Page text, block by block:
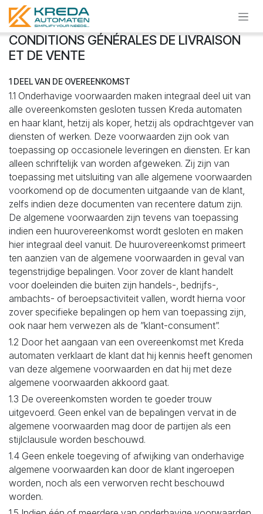
Se rendre au contenu
CONDITIONS GÉNÉRALES DE LIVRAISON
ET DE VENTE
1 DEEL VAN DE OVEREENKOMST
1.1 Onderhavige voorwaarden maken integraal deel uit van
alle overeenkomsten gesloten tussen Kreda automaten
en haar klant, hetzij als koper, hetzij als opdrachtgever van
diensten of werken. Deze voorwaarden zijn ook van
toepassing op occasionele leveringen en diensten. Er kan
alleen schriftelijk van worden afgeweken. Zij zijn van
toepassing met uitsluiting van alle algemene voorwaarden
voorkomend op de documenten uitgaande van de klant,
zelfs indien deze documenten van recentere datum zijn.
De algemene voorwaarden zijn tevens van toepassing
indien een huurovereenkomst wordt gesloten en maken
hier integraal deel vanuit. De huurovereenkomst primeert
ten aanzien van de algemene voorwaarden in geval van
tegenstrijdige bepalingen. Voor zover de klant handelt
voor doeleinden die buiten zijn handels-, bedrijfs-,
ambachts- of beroepsactiviteit vallen, wordt hierna voor
zover specifieke bepalingen op hem van toepassing zijn,
ook naar hem verwezen als de ”klant-consument”.
1.2 Door het aangaan van een overeenkomst met Kreda
automaten verklaart de klant dat hij kennis heeft genomen
van deze algemene voorwaarden en dat hij met deze
algemene voorwaarden akkoord gaat.
1.3 De overeenkomsten worden te goeder trouw
uitgevoerd. Geen enkel van de bepalingen vervat in de
algemene voorwaarden mag door de partijen als een
stijlclausule worden beschouwd.
1.4 Geen enkele toegeving of afwijking van onderhavige
algemene voorwaarden kan door de klant ingeroepen
worden, noch als een verworven recht beschouwd
worden.